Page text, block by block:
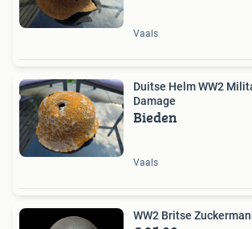
Vaals
Duitse Helm WW2
Damage
Bieden
Vaals
WW2 Britse